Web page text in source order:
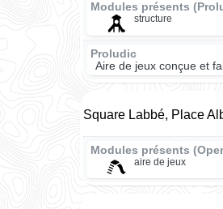
Modules présents
structure
Proludic
Aire de jeux conçue et
Square Labbé, Place
Modules présents
aire de jeux